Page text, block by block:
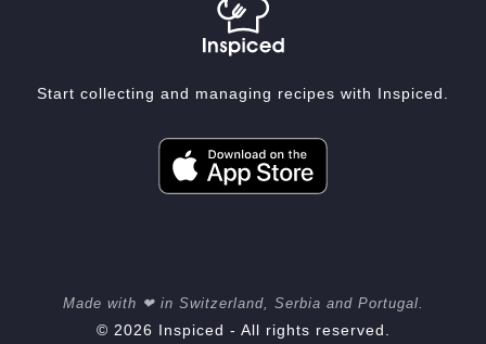
Start collecting and managing recipes with Inspiced.
Made with ❤ in Switzerland, Serbia and Portugal.
© 2026 Inspiced - All rights reserved.